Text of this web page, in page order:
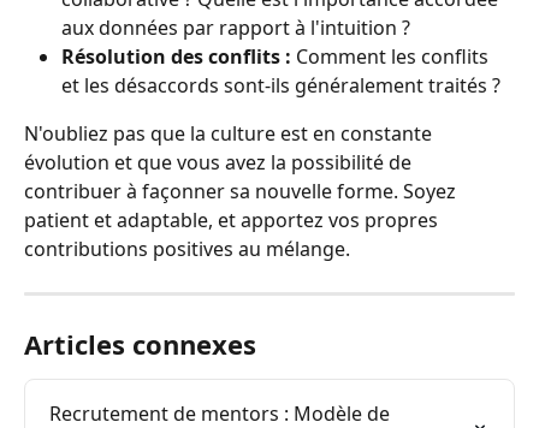
aux données par rapport à l'intuition ?
Résolution des conflits : Comment les conflits
et les désaccords sont-ils généralement traités ?
N'oubliez pas que la culture est en constante
évolution et que vous avez la possibilité de
contribuer à façonner sa nouvelle forme. Soyez
patient et adaptable, et apportez vos propres
contributions positives au mélange.
Articles connexes
Recrutement de mentors : Modèle de